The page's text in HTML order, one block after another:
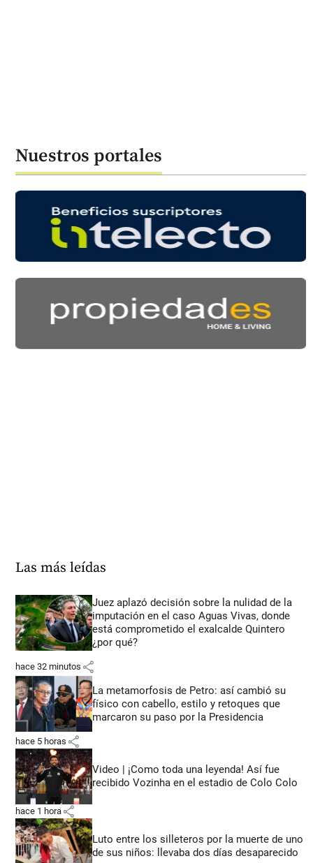
Nuestros portales
Las más leídas
Juez aplazó decisión sobre la nulidad de la
imputación en el caso Aguas Vivas, donde
está comprometido el exalcalde Quintero
¿por qué?
hace 32 minutos share
La metamorfosis de Petro: así cambió su
físico con cabello, estilo y retoques que
marcaron su paso por la Presidencia
hace 5 horas share
Video | ¡Como toda una leyenda! Así fue
recibido Vozinha en el estadio de Colo Colo
hace 1 hora share
Luto entre los silleteros por la muerte de uno
de sus niños: llevaba dos días desaparecido